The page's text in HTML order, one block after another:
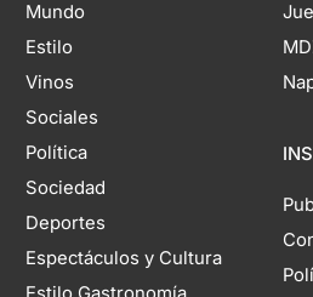
Mundo
Estilo
Vinos
Sociales
Política
Sociedad
Deportes
Espectáculos y Cultura